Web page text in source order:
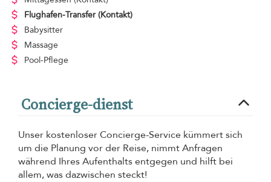
Flughafen-Transfer (Kontakt)
Babysitter
Massage
Pool-Pflege
Concierge-dienst
Unser kostenloser Concierge-Service kümmert sich
um die Planung vor der Reise, nimmt Anfragen
während Ihres Aufenthalts entgegen und hilft bei
allem, was dazwischen steckt!